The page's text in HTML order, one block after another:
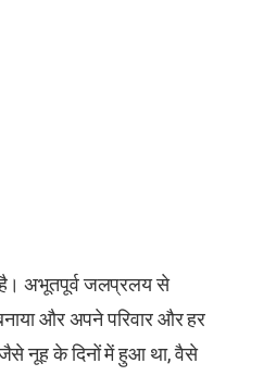
है। अभूतपूर्व जलप्रलय से
और अपने परिवार और हर
जैसे नूह के दिनों में हुआ था, वैसे